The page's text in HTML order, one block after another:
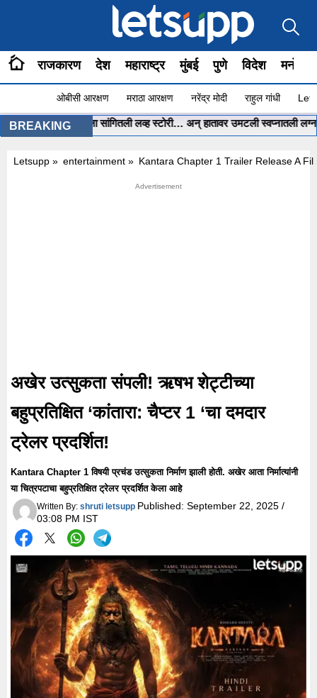
राजकारण देश महाराष्ट्र मुंबई पुणे विदेश
ओबीसी आरक्षण मराठा आरक्षण नरेंद्र मोदी राहुल गांधी
BREAKING
ChatGPT ला सांगितली लव्ह स्टोरी… अन् हातावर उमटली स्वप्नातली लग्नाची
Letsupp » entertainment » Kantara Chapter 1 Trailer Release A
अखेर उत्सुकता संपली! ऋषभ शेट्टीच्या
बहुप्रतिक्षित ‘कांतारा: चैप्टर 1 ‘चा दमदार
ट्रेलर प्रदर्शित!
Kantara Chapter 1 विषयी प्रचंड उत्सुकता निर्माण झाली होती. अखेर आता निर्मात्यांनी
या चित्रपटाचा बहुप्रतिक्षित ट्रेलर प्रदर्शित केला आहे
Written By:shruti letsupp Published:September 22, 2025 /
03:08 PM IST